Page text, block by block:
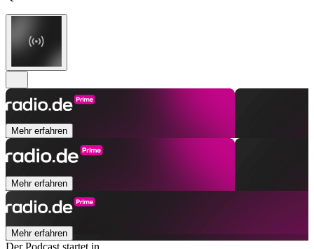
Mehr erfahren
Mehr erfahren
Mehr erfahren